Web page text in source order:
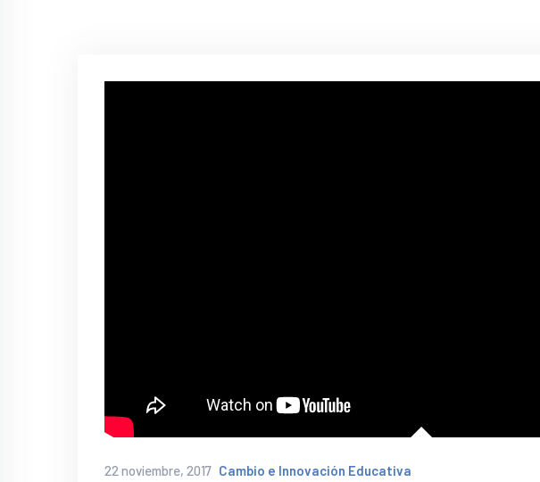
22 noviembre, 2017 Cambio e Innovación Educativa